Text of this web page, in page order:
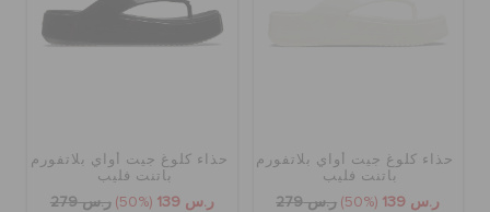
حذاء كلوغ جيت أواي بلاتفورم
باتنت فليب
ر.س 139 (50%) ر.س 279
حذاء كلوغ جيت أواي بلاتفورم
باتنت فليب
ر.س 139 (50%) ر.س 279